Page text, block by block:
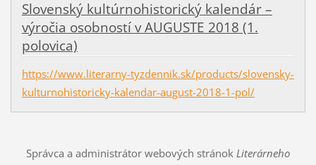
Slovenský kultúrnohistorický kalendár –
výročia osobností v AUGUSTE 2018 (1.
polovica)
https://www.literarny-tyzdennik.sk/products/slovensky-
kulturnohistoricky-kalendar-august-2018-1-pol/
Správca a administrátor webových stránok Literárneho